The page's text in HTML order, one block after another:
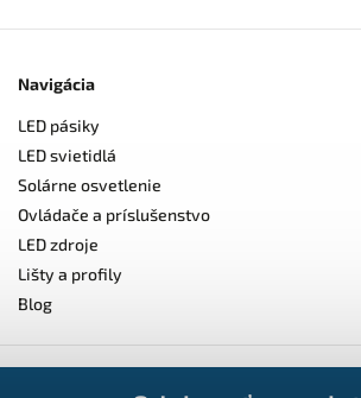
Navigácia
LED pásiky
LED svietidlá
Solárne osvetlenie
Ovládače a príslušenstvo
LED zdroje
Lišty a profily
Blog